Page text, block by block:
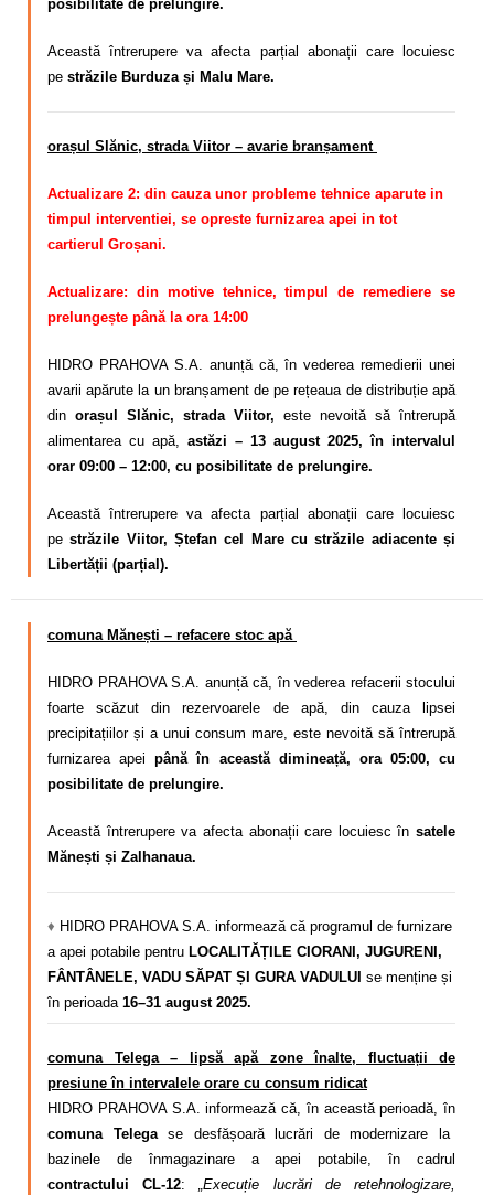
posibilitate de prelungire.
Această întrerupere va afecta parțial abonații care locuiesc
pe străzile Burduza și Malu Mare.
orașul Slănic, strada Viitor – avarie branșament
Actualizare 2: din cauza unor probleme tehnice aparute in
timpul interventiei, se opreste furnizarea apei in tot
cartierul Groșani.
Actualizare: din motive tehnice, timpul de remediere se
prelungește până la ora 14:00
HIDRO PRAHOVA S.A. anunță că, în vederea remedierii unei
avarii apărute la un branșament de pe rețeaua de distribuție apă
din orașul Slănic, strada Viitor, este nevoită să întrerupă
alimentarea cu apă, astăzi – 13 august 2025, în intervalul
orar 09:00 – 12:00, cu posibilitate de prelungire.
Această întrerupere va afecta parțial abonații care locuiesc
pestrăzile Viitor, Ștefan cel Mare cu străzile adiacente și
Libertății (parțial).
comuna Mănești – refacere stoc apă
HIDRO PRAHOVA S.A. anunță că, în vederea refacerii stocului
foarte scăzut din rezervoarele de apă, din cauza lipsei
precipitațiilor și a unui consum mare, este nevoită să întrerupă
furnizarea apei
până în această dimineață, ora 05:00, cu
posibilitate de prelungire.
Această întrerupere va afecta abonații care locuiesc în satele
Mănești și Zalhanaua.
♦ HIDRO PRAHOVA S.A. informează că programul de furnizare
a apei potabile pentru LOCALITĂȚILE CIORANI, JUGURENI,
FÂNTÂNELE, VADU SĂPAT ȘI GURA VADULUI se menține și
în perioada 16–31 august 2025.
comuna Telega – lipsă apă zone înalte, fluctuații de
presiune în intervalele orare cu consum ridicat
HIDRO PRAHOVA S.A. informează că, în această perioadă, în
comuna Telegase desfășoară lucrări de modernizare la
bazinele de înmagazinare a apei potabile, în cadrul
contractului CL-12: „Execuție lucrări de retehnologizare,